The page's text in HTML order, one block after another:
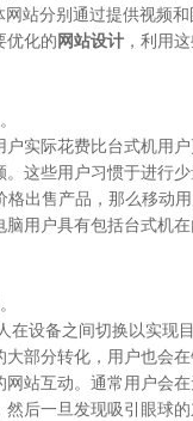
站分别通过提供视频
优化的网站设计 ，利用
户实际花费比台式机用
。这些用户习惯于进行
格出售产品，那么移动
脑用户具有包括台式机
在设备之间切换以实现
大部分转化，用户也会
网站互动。通常用户会
然后一旦发现吸引眼球